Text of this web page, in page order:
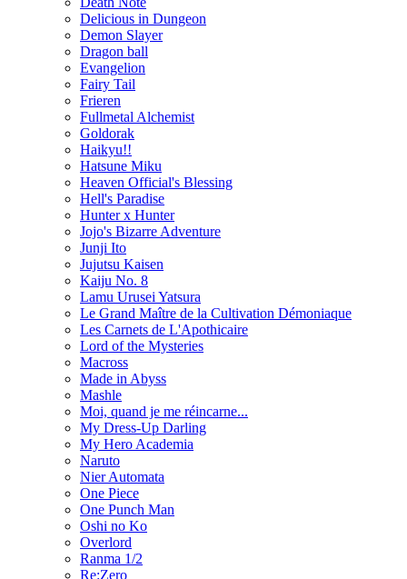
Delicious in Dungeon
Demon Slayer
Dragon ball
Evangelion
Fairy Tail
Frieren
Fullmetal Alchemist
Goldorak
Haikyu!!
Hatsune Miku
Heaven Official's Blessing
Hell's Paradise
Hunter x Hunter
Jojo's Bizarre Adventure
Junji Ito
Jujutsu Kaisen
Kaiju No. 8
Lamu Urusei Yatsura
Le Grand Maître de la Cultivation Démoniaque
Les Carnets de L'Apothicaire
Lord of the Mysteries
Macross
Made in Abyss
Mashle
Moi, quand je me réincarne...
My Dress-Up Darling
My Hero Academia
Naruto
Nier Automata
One Piece
One Punch Man
Oshi no Ko
Overlord
Ranma 1/2
Re:Zero